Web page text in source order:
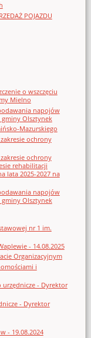
POJAZDU
o wszczęciu
Mielno
napojów
Olsztynek
Mazurskiego
ochrony
ochrony
rehabilitacji
lata 2025-2027 na
napojów
Olsztynek
nr 1 im.
- 14.08.2025
Organizacyjnym
i
- Dyrektor
- Dyrektor
- 19.08.2024